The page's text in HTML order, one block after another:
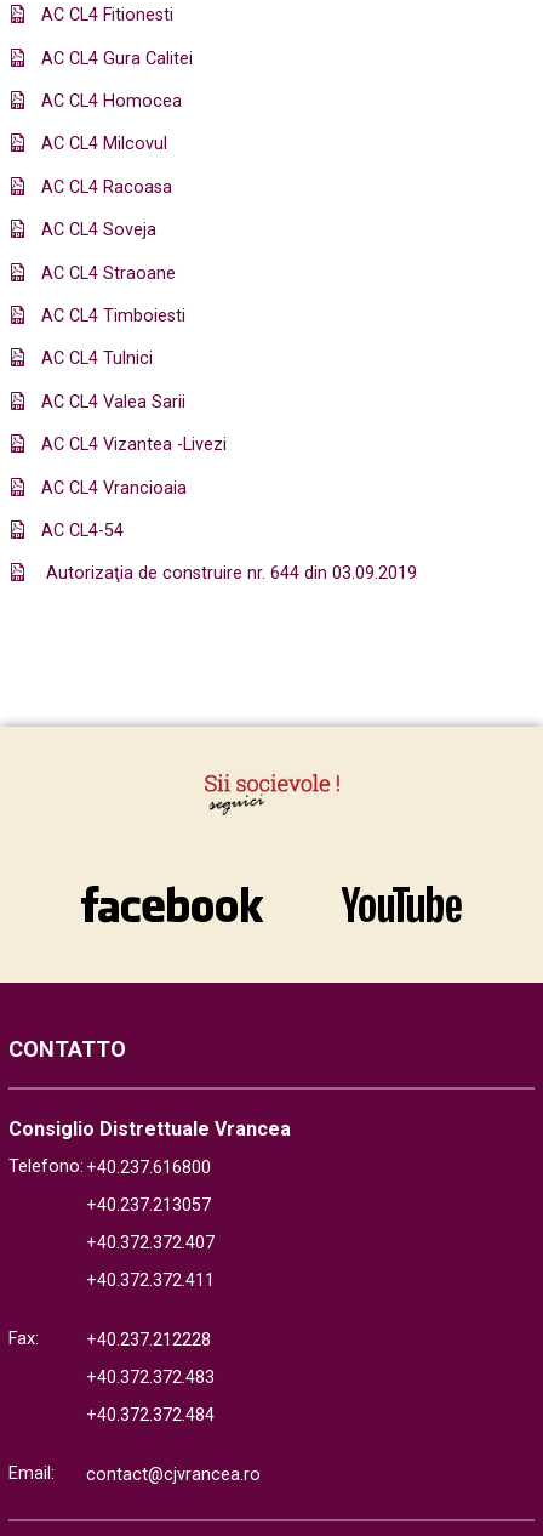
AC CL4 Fitionesti
AC CL4 Gura Calitei
AC CL4 Homocea
AC CL4 Milcovul
AC CL4 Racoasa
AC CL4 Soveja
AC CL4 Straoane
AC CL4 Timboiesti
AC CL4 Tulnici
AC CL4 Valea Sarii
AC CL4 Vizantea -Livezi
AC CL4 Vrancioaia
AC CL4-54
Autorizaţia de construire nr. 644 din 03.09.2019
CONTATTO
Consiglio Distrettuale Vrancea
Telefono: +40.237.616800
+40.237.213057
+40.372.372.407
+40.372.372.411
Fax:
+40.237.212228
+40.372.372.483
+40.372.372.484
Email: contact@cjvrancea.ro